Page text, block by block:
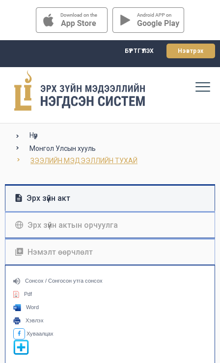
БҮРТГҮҮЛЭХ Нэвтрэх
Нүүр
Монгол Улсын хууль
ЗЭЭЛИЙН МЭДЭЭЛЛИЙН ТУХАЙ
Эрх зүйн акт
Эрх зүйн актын орчуулга
Нэмэлт өөрчлөлт
Сонсох / Сонгосон утга сонсох
Pdf
Word
Хэвлэх
Хуваалцах